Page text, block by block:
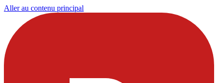
Aller au contenu principal